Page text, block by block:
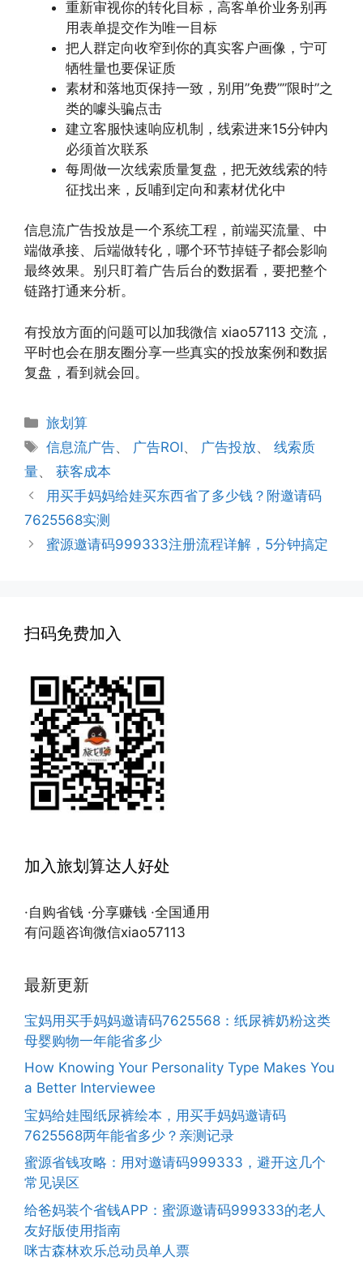
重新审视你的转化目标，高客单价业务别再
用表单提交作为唯一目标
把人群定向收窄到你的真实客户画像，宁可
牺牲量也要保证质
素材和落地页保持一致，别用”免费””限时”之
类的噱头骗点击
建立客服快速响应机制，线索进来15分钟内
必须首次联系
每周做一次线索质量复盘，把无效线索的特
征找出来，反哺到定向和素材优化中
信息流广告投放是一个系统工程，前端买流量、中
端做承接、后端做转化，哪个环节掉链子都会影响
最终效果。别只盯着广告后台的数据看，要把整个
链路打通来分析。
有投放方面的问题可以加我微信 xiao57113 交流，
平时也会在朋友圈分享一些真实的投放案例和数据
复盘，看到就会回。
分
类
旅划算
标
签
信息流广告、 广告ROI、 广告投放、线索质
量、 获客成本
用买手妈妈给娃买东西省了多少钱？附邀请码
7625568实测
蜜源邀请码999333注册流程详解，5分钟搞定
扫码免费加入
加入旅划算达人好处
·自购省钱 ·分享赚钱 ·全国通用
有问题咨询微信xiao57113
最新更新
宝妈用买手妈妈邀请码7625568：纸尿裤奶粉这类
母婴购物一年能省多少
How Knowing Your Personality Type Makes You
a Better Interviewee
宝妈给娃囤纸尿裤绘本，用买手妈妈邀请码
7625568两年能省多少？亲测记录
蜜源省钱攻略：用对邀请码999333，避开这几个
常见误区
给爸妈装个省钱APP：蜜源邀请码999333的老人
友好版使用指南
咪古森林欢乐总动员单人票